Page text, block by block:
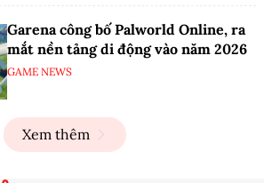
Garena công bố Palworld Online, ra
mắt nền tảng di động vào năm 2026
GAME NEWS
Xem thêm